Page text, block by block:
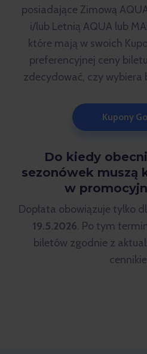
posiadające Zimową
i/lub Letnią AQUA lub
które mają w swoich
preferencyjnej ceny
zdecydować, czy wybiera
Kupony
Do kiedy
sezonówek muszą
w
Dopłata obowiązuje tylko
19.5.2026. Po tym
biletów zgodnie z